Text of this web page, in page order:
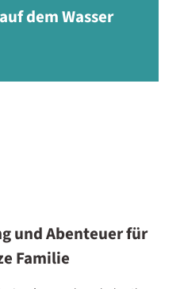
dem Wasser
und Abenteuer für
Familie